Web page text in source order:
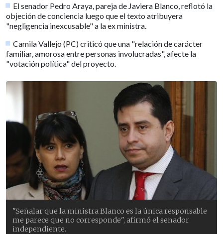
El senador Pedro Araya, pareja de Javiera Blanco, reflotó la
objeción de conciencia luego que el texto atribuyera
"negligencia inexcusable" a la ex ministra.
Camila Vallejo (PC) criticó que una "relación de carácter
familiar, amorosa entre personas involucradas", afecte la
"votación política" del proyecto.
"Señalar que la ministra Blanco es la única responsable
me parece que no corresponde", afirmó el senador
independiente.